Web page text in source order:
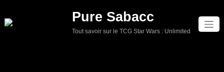
contenu
Pure Sabacc
Tout savoir sur le TCG Star Wars : Unlimited